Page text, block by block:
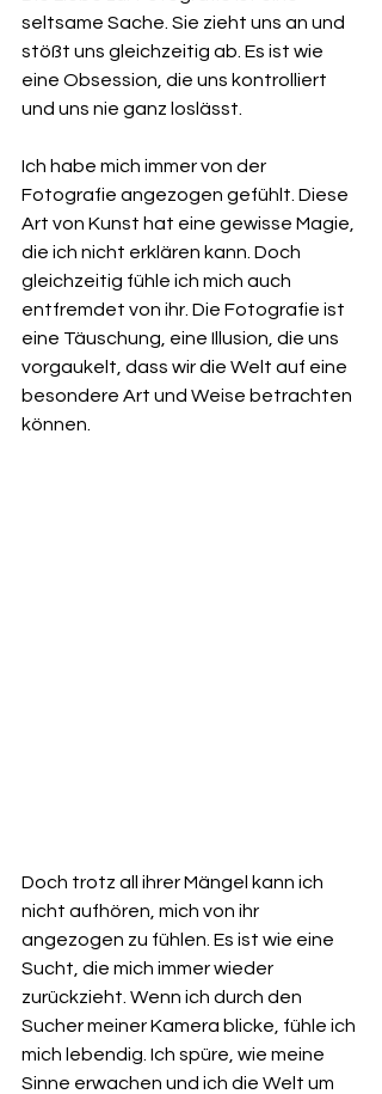
seltsame Sache. Sie zieht uns an und
stößt uns gleichzeitig ab. Es ist wie
eine Obsession, die uns kontrolliert
und uns nie ganz loslässt.
Ich habe mich immer von der
Fotografie angezogen gefühlt. Diese
Art von Kunst hat eine gewisse Magie,
die ich nicht erklären kann. Doch
gleichzeitig fühle ich mich auch
entfremdet von ihr. Die Fotografie ist
eine Täuschung, eine Illusion, die uns
vorgaukelt, dass wir die Welt auf eine
besondere Art und Weise betrachten
können.
Doch trotz all ihrer Mängel kann ich
nicht aufhören, mich von ihr
angezogen zu fühlen. Es ist wie eine
Sucht, die mich immer wieder
zurückzieht. Wenn ich durch den
Sucher meiner Kamera blicke, fühle ich
mich lebendig. Ich spüre, wie meine
Sinne erwachen und ich die Welt um